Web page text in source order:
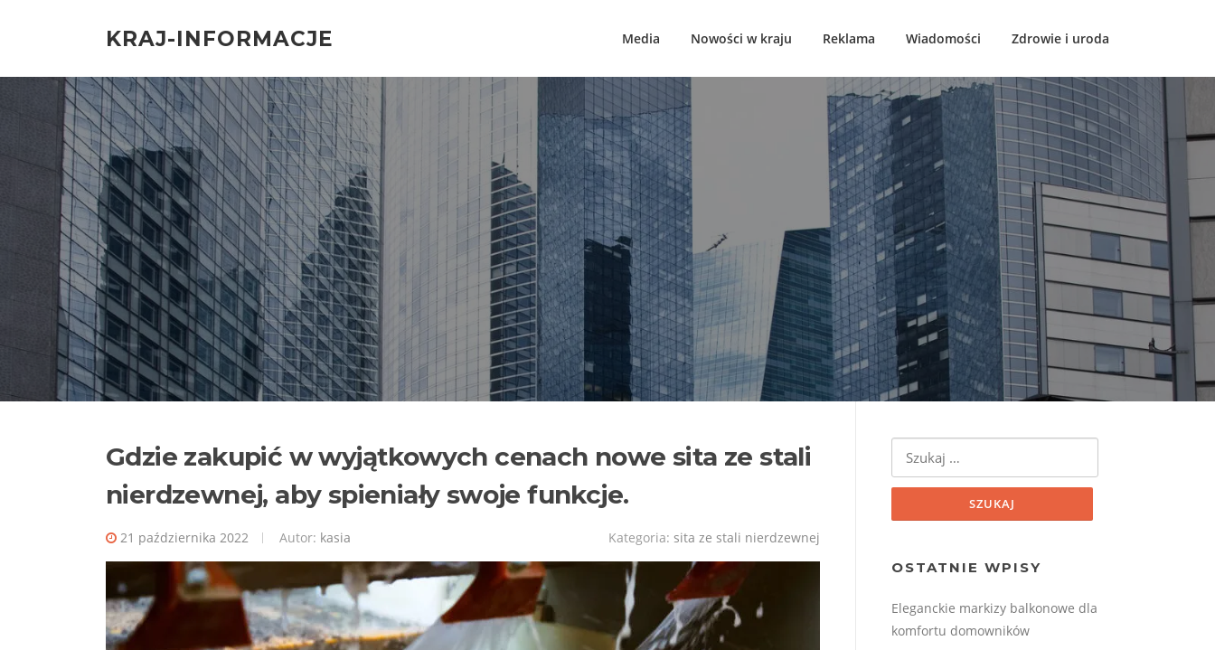
KRAJ-INFORMACJE Media Nowości w kraju Reklama Wiadomości Zdrowie i uroda
Gdzie zakupić w wyjątkowych cenach nowe sita ze stali
nierdzewnej, aby spieniały swoje funkcje.
21 października 2022 Autor: kasia Kategoria: sita ze stali nierdzewnej
Szukaj:
OSTATNIE WPISY
Eleganckie markizy balkonowe dla
komfortu domowników